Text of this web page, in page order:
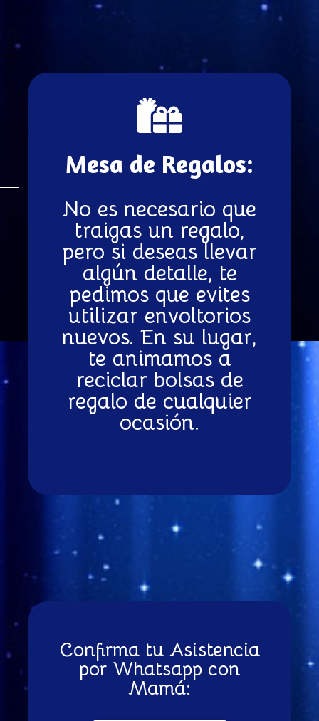
Mesa de Regalos:
No es necesario que
traigas un regalo,
pero si deseas llevar
algún detalle, te
pedimos que evites
utilizar envoltorios
nuevos. En su lugar,
te animamos a
reciclar bolsas de
regalo de cualquier
ocasión.
Confirma tu Asistencia
por Whatsapp con
Mamá: